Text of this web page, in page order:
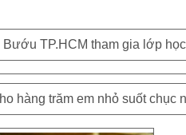
TP.HCM tham gia lớp
hàng trăm em nhỏ suốt chục